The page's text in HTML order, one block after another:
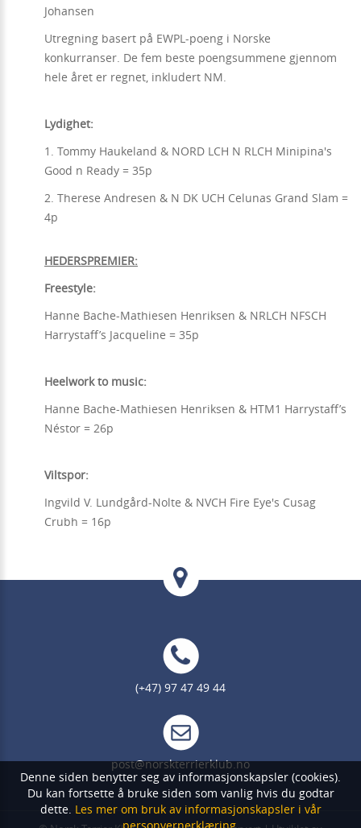
Johansen
Utregning basert på EWPL-poeng i Norske
konkurranser. De fem beste poengsummene gjennom
hele året er regnet, inkludert NM.
Lydighet:
1. Tommy Haukeland & NORD LCH N RLCH Minipina's
Good n Ready = 35p
2. Therese Andresen & N DK UCH Celunas Grand Slam =
4p
HEDERSPREMIER:
Freestyle:
Hanne Bache-Mathiesen Henriksen & NRLCH NFSCH
Harrystaff’s Jacqueline = 35p
Heelwork to music:
Hanne Bache-Mathiesen Henriksen & HTM1 Harrystaff’s
Néstor = 26p
Viltspor:
Ingvild V. Lundgård-Nolte & NVCH Fire Eye's Cusag
Crubh = 16p
(+47) 97 47 49 44
post@norskterrierklub.no
Denne siden benytter seg av informasjonskapsler (cookies).
Du kan fortsette å bruke siden som vanlig hvis du godtar
dette. Les mer om bruk av informasjonskapsler i vår